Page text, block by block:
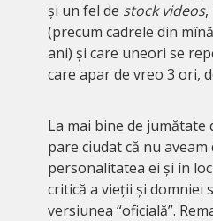
și un fel de stock videos,
(precum cadrele din
ani) și care uneori se
care apar de vreo 3 ori,
La mai bine de
pare ciudat că nu
personalitatea ei și în
critică a vieții și domniei
versiunea “oficială”.